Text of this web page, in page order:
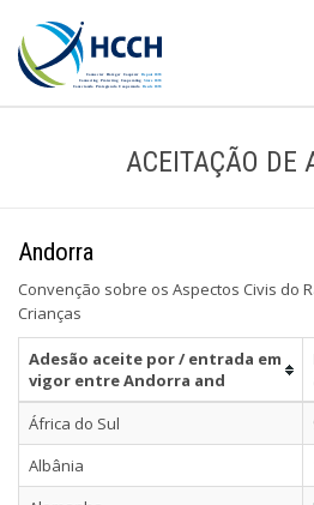
ACEITAÇÃO DE
Andorra
Convenção sobre os Aspectos Civis do
Crianças
Adesão aceite por / entrada em
vigor entre Andorra and
África do Sul
Albânia